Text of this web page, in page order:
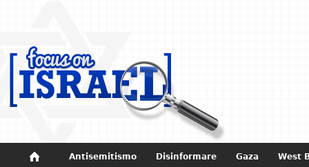
Antisemitismo Disinformare Gaza West